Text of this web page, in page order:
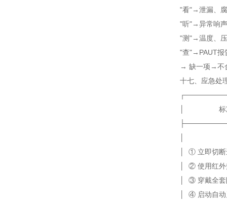
"看"→泄漏、
"听"→异常响
"测"→温度、
"查"→PAUT报
→ 缺一项→不
十七、应急处
│ 标准
│ ① 立即切断
│ ② 使用红
│ ③ 穿戴全
│ ④ 启动